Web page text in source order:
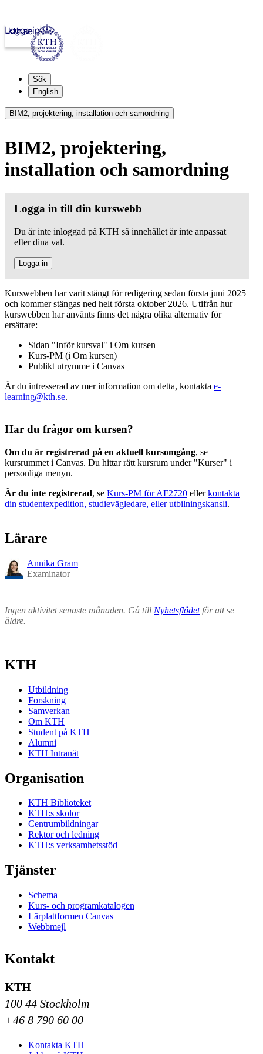
kth.se
Logga in
Sök
English
BIM2, projektering, installation och samordning
BIM2, projektering,
installation och samordning
Logga in till din kurswebb
Du är inte inloggad på KTH så innehållet är inte anpassat
efter dina val.
Logga in
Kurswebben har varit stängt för redigering sedan första juni 2025
och kommer stängas ned helt första oktober 2026. Utifrån hur
kurswebben har använts finns det några olika alternativ för
ersättare:
Sidan "Inför kursval" i Om kursen
Kurs-PM (i Om kursen)
Publikt utrymme i Canvas
Är du intresserad av mer information om detta, kontakta e-
learning@kth.se.
Har du frågor om kursen?
Om du är registrerad på en aktuell kursomgång, se
kursrummet i Canvas. Du hittar rätt kursrum under "Kurser" i
personliga menyn.
Är du inte registrerad, se Kurs-PM för AF2720 ellerkontakta
din studentexpedition, studievägledare, eller utbilningskansli.
Lärare
Annika Gram
Examinator
Ingen aktivitet senaste månaden. Gå till Nyhetsflödetför att se
äldre.
KTH
Utbildning
Forskning
Samverkan
Om KTH
Student på KTH
Alumni
KTH Intranät
Organisation
KTH Biblioteket
KTH:s skolor
Centrumbildningar
Rektor och ledning
KTH:s verksamhetsstöd
Tjänster
Schema
Kurs- och programkatalogen
Lärplattformen Canvas
Webbmejl
Kontakt
KTH
100 44 Stockholm
+46 8 790 60 00
Kontakta KTH